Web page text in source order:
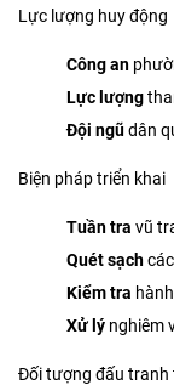
Lực lượng huy động
Công an
Lực lượng
Đội ngũdân
Biện pháp triển khai
Tuần tra vũ
Quét sạch
Kiểm tra
Xử lý nghiêm
Đối tượng đấu tranh